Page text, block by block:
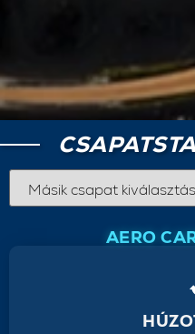
AERO